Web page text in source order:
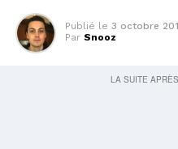
Publié le 3 octobre
Par Snooz